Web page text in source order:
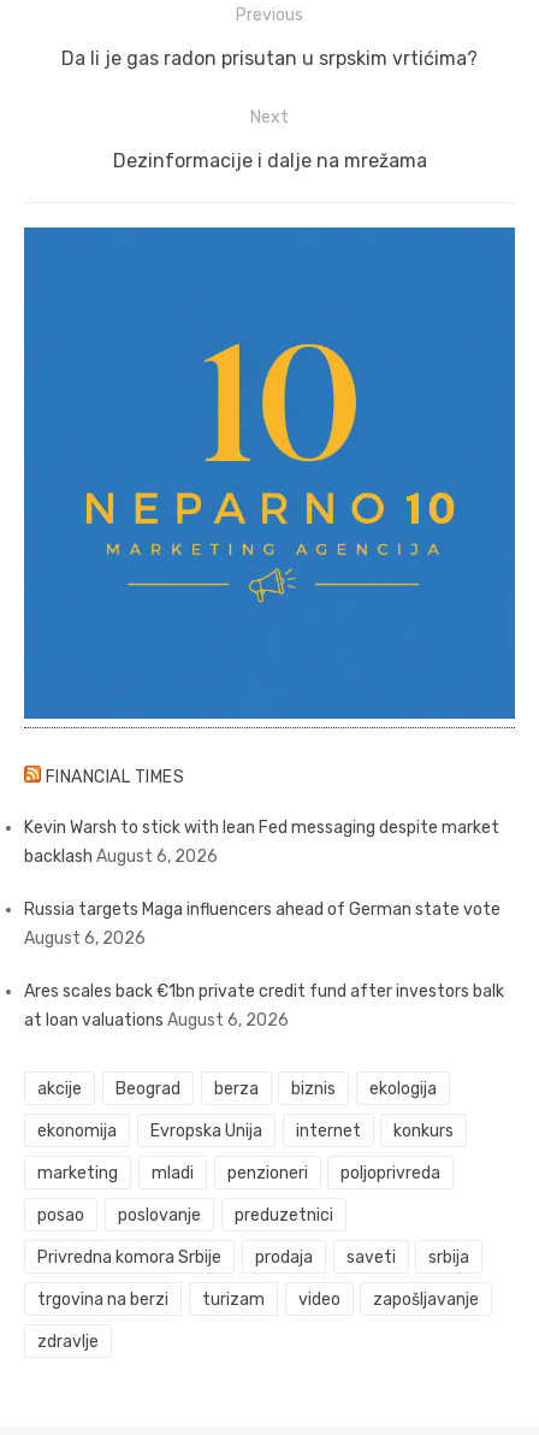
navigation
Previous
Previous
Da li je gas radon prisutan u srpskim vrtićima?
Next
Next
Dezinformacije i dalje na mrežama
FINANCIAL TIMES
Kevin Warsh to stick with lean Fed messaging despite market
backlash August 6, 2026
Russia targets Maga influencers ahead of German state vote
August 6, 2026
Ares scales back €1bn private credit fund after investors balk
at loan valuations August 6, 2026
akcije Beograd berza biznis ekologija
ekonomija Evropska Unija internet konkurs
marketing mladi penzioneri poljoprivreda
posao poslovanje preduzetnici
Privredna komora Srbije prodaja saveti srbija
trgovina na berzi turizam video zapošljavanje
zdravlje